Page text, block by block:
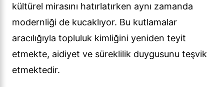
kültürel mirasını hatırlatırken aynı zamanda
modernliği de kucaklıyor. Bu kutlamalar
aracılığıyla topluluk kimliğini yeniden teyit
etmekte, aidiyet ve süreklilik duygusunu teşvik
etmektedir.